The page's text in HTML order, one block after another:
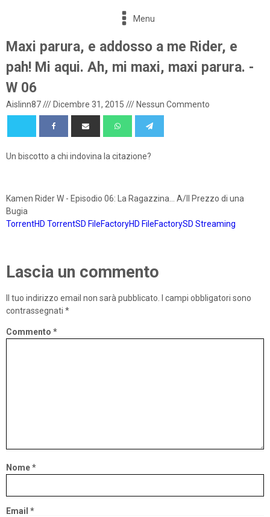
Menu
Maxi parura, e addosso a me Rider, e
pah! Mi aqui. Ah, mi maxi, maxi parura. -
W 06
Aislinn87/// Dicembre 31, 2015 /// Nessun Commento
Un biscotto a chi indovina la citazione?
Kamen Rider W - Episodio 06: La Ragazzina... A/Il Prezzo di una
Bugia
TorrentHD TorrentSD FileFactoryHD FileFactorySD Streaming
Lascia un commento
Il tuo indirizzo email non sarà pubblicato.
I campi obbligatori sono
contrassegnati *
Commento *
Nome*
Email *